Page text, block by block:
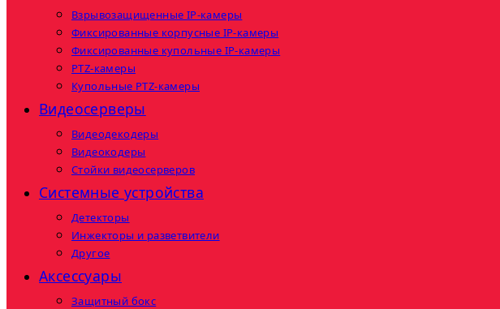
Взрывозащищенные IP-камеры
Фиксированные корпусные IP-камеры
Фиксированные купольные IP-камеры
PTZ-камеры
Купольные PTZ-камеры
Видеосерверы
Видеодекодеры
Видеокодеры
Стойки видеосерверов
Системные устройства
Детекторы
Инжекторы и разветвители
Другое
Аксессуары
Защитный бокс